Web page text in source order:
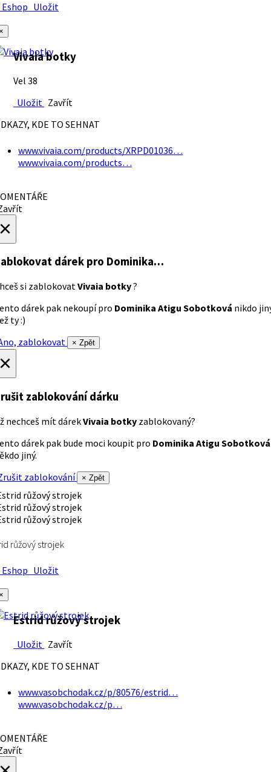
Uložit
Vivaia botky
Vel 38
Uložit Zavřít
KDE TO SEHNAT
www.vivaia.com/products/XRPD01036…
www.vivaia.com/products…
dárek pro Dominika…
si zablokovatVivaia botky?
dárek pak nekoupí pro Dominika Atigu Sobotková nikdo
ty :)
zablokovat
× Zpět
zablokování dárku
nechceš mít dárekVivaia botky zablokovaný?
dárek pak bude moci koupit pro Dominika Atigu Sobotková
jiný.
zablokování
× Zpět
růžový strojek
Uložit
Estrid růžový strojek
Uložit Zavřít
KDE TO SEHNAT
www.vasobchodak.cz/p/80576/estrid…
www.vasobchodak.cz/p…